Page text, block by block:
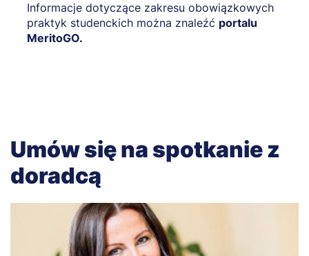
Informacje dotyczące zakresu obowiązkowych
praktyk studenckich można znaleźć portalu
MeritoGO.
Umów się na spotkanie z
doradcą